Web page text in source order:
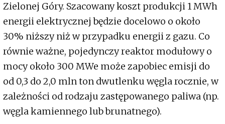
Zielonej Góry. Szacowany koszt produkcji 1 MWh
energii elektrycznej będzie docelowo o około
30% niższy niż w przypadku energii z gazu. Co
równie ważne, pojedynczy reaktor modułowy o
mocy około 300 MWe może zapobiec emisji do
od 0,3 do 2,0 mln ton dwutlenku węgla rocznie, w
zależności od rodzaju zastępowanego paliwa (np.
węgla kamiennego lub brunatnego).